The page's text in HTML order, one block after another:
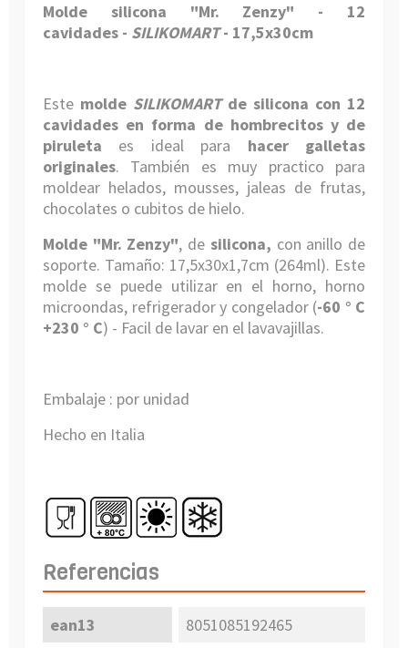
Molde silicona "Mr. Zenzy" - 12
cavidades - SILIKOMART - 17,5x30cm
Este molde SILIKOMART de silicona con 12
cavidades en forma de hombrecitos y de
piruleta es ideal para hacer galletas
originales. También es muy practico para
moldear helados, mousses, jaleas de frutas,
chocolates o cubitos de hielo.
Molde "Mr. Zenzy", de silicona, con anillo de
soporte. Tamaño: 17,5x30x1,7cm (264ml). Este
molde se puede utilizar en el horno, horno
microondas, refrigerador y congelador (-60 ° C
+230 ° C) - Facil de lavar en el lavavajillas.
Embalaje : por unidad
Hecho en Italia
Referencias
ean13 8051085192465